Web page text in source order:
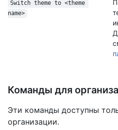
Switch theme to <theme
name>
Команды для
Эти команды доступны
организации.